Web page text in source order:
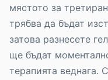
мястото за
трябва да бъдат
затова разнесете
ще бъдат
терапията веднага.